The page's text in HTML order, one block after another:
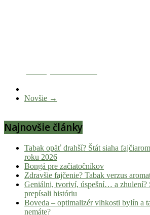
konopnej
najlepší
chill-
out,
stoner
tipy
lifestyle.
Klikni
Novšie →
Najnovšie články
Tabak opäť drahší? Štát siaha
roku 2026
Bongá pre začiatočníkov
Zdravšie fajčenie? Tabak verzus
Geniálni, tvoriví, úspešní… a zhulení?
prepísali históriu
Boveda – optimalizér vlhkosti bylín a
nemáte?